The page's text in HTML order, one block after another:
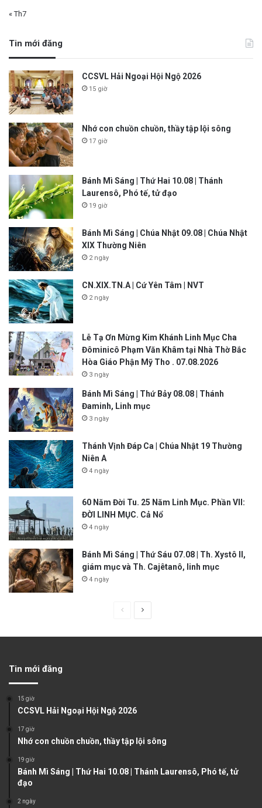
« Th7
Tin mới đăng
CCSVL Hải Ngoại Hội Ngộ 2026
15 giờ
Nhớ con chuồn chuồn, thầy tập lội sông
17 giờ
Bánh Mì Sáng | Thứ Hai 10.08 | Thánh
Laurensô, Phó tế, tử đạo
19 giờ
Bánh Mì Sáng | Chúa Nhật 09.08 | Chúa Nhật
XIX Thường Niên
2 ngày
CN.XIX.TN.A | Cứ Yên Tâm | NVT
2 ngày
Lễ Tạ Ơn Mừng Kim Khánh Linh Mục Cha
Đôminicô Phạm Văn Khâm tại Nhà Thờ Bắc
Hòa Giáo Phận Mỹ Tho . 07.08.2026
3 ngày
Bánh Mì Sáng | Thứ Bảy 08.08 | Thánh
Đaminh, Linh mục
3 ngày
Thánh Vịnh Đáp Ca | Chúa Nhật 19 Thường
Niên A
4 ngày
60 Năm Đời Tu. 25 Năm Linh Mục. Phần VII:
ĐỜI LINH MỤC. Cả Nổ
4 ngày
Bánh Mì Sáng | Thứ Sáu 07.08 | Th. Xystô II,
giám mục và Th. Cajêtanô, linh mục
4 ngày
u
p
g
Tin mới đăng
15 giờ
CCSVL Hải Ngoại Hội Ngộ 2026
17 giờ
Nhớ con chuồn chuồn, thầy tập lội sông
19 giờ
Bánh Mì Sáng | Thứ Hai 10.08 | Thánh Laurensô, Phó tế, tử
đạo
2 ngày